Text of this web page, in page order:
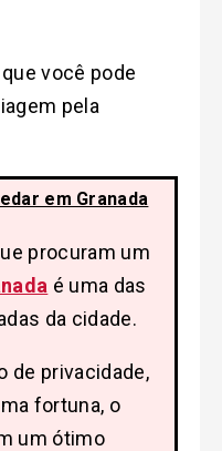
você pode
pela
em Granada
procuram um
é uma das
da cidade.
de privacidade,
fortuna, o
um ótimo